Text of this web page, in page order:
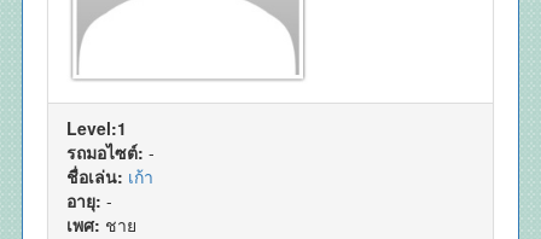
Level:1
รถมอไซต์: -
ชื่อเล่น: เก้า
อายุ: -
เพศ: ชาย